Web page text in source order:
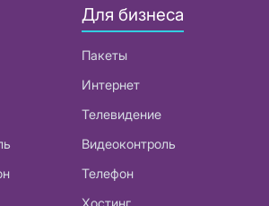
Для бизнеса
Пакеты
Интернет
Телевидение
Видеоконтроль
Телефон
Хостинг